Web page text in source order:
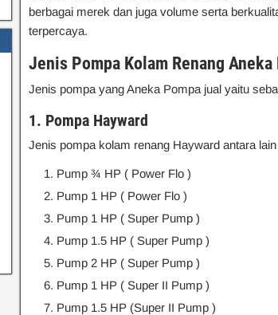
berbagai merek dan juga volume serta
terpercaya.
Jenis Pompa Kolam Renang Aneka
Jenis pompa yang Aneka Pompa jual yaitu
1. Pompa Hayward
Jenis pompa kolam renang Hayward antara
Pump ¾ HP ( Power Flo )
Pump 1 HP ( Power Flo )
Pump 1 HP ( Super Pump )
Pump 1.5 HP ( Super Pump )
Pump 2 HP ( Super Pump )
Pump 1 HP ( Super II Pump )
Pump 1.5 HP (Super II Pump )